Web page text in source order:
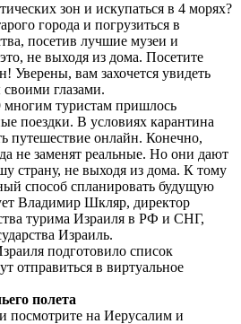
зон и искупаться в 4 морях?
города и погрузиться в
посетив лучшие музеи и
не выходя из дома. Посетите
Уверены, вам захочется увидеть
глазами.
многим туристам пришлось
поездки. В условиях карантина
путешествие онлайн. Конечно,
не заменят реальные. Но они дают
страну, не выходя из дома. К тому
способ спланировать будущую
Владимир Шкляр, директор
турима Израиля в РФ и СНГ,
Израиль.
подготовило список
отправиться в виртуальное
полета
посмотрите на Иерусалим и